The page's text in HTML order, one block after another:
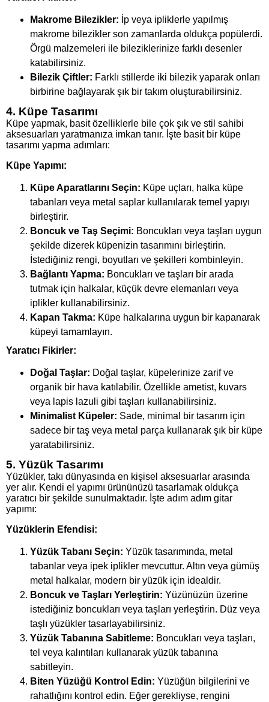
Makrome Bilezikler: İp veya ipliklerle yapılmış
makrome bilezikler son zamanlarda oldukça popülerdi.
Örgü malzemeleri ile bileziklerinize farklı desenler
katabilirsiniz.
Bilezik Çiftler: Farklı stillerde iki bilezik yaparak onları
birbirine bağlayarak şık bir takım oluşturabilirsiniz.
4. Küpe Tasarımı
Küpe yapmak, basit özelliklerle bile çok şık ve stil sahibi
aksesuarları yaratmanıza imkan tanır. İşte basit bir küpe
tasarımı yapma adımları:
Küpe Yapımı:
Küpe Aparatlarını Seçin: Küpe uçları, halka küpe
tabanları veya metal saplar kullanılarak temel yapıyı
birleştirir.
Boncuk ve Taş Seçimi: Boncukları veya taşları uygun
şekilde dizerek küpenizin tasarımını birleştirin.
İstediğiniz rengi, boyutları ve şekilleri kombinleyin.
Bağlantı Yapma: Boncukları ve taşları bir arada
tutmak için halkalar, küçük devre elemanları veya
iplikler kullanabilirsiniz.
Kapan Takma: Küpe halkalarına uygun bir kapanarak
küpeyi tamamlayın.
Yaratıcı Fikirler:
Doğal Taşlar: Doğal taşlar, küpelerinize zarif ve
organik bir hava katılabilir. Özellikle ametist, kuvars
veya lapis lazuli gibi taşları kullanabilirsiniz.
Minimalist Küpeler: Sade, minimal bir tasarım için
sadece bir taş veya metal parça kullanarak şık bir küpe
yaratabilirsiniz.
5. Yüzük Tasarımı
Yüzükler, takı dünyasında en kişisel aksesuarlar arasında
yer alır. Kendi el yapımı ürününüzü tasarlamak oldukça
yaratıcı bir şekilde sunulmaktadır. İşte adım adım gitar
yapımı:
Yüzüklerin Efendisi:
Yüzük Tabanı Seçin: Yüzük tasarımında, metal
tabanlar veya ipek iplikler mevcuttur. Altın veya gümüş
metal halkalar, modern bir yüzük için idealdir.
Boncuk ve Taşları Yerleştirin: Yüzünüzün üzerine
istediğiniz boncukları veya taşları yerleştirin. Düz veya
taşlı yüzükler tasarlayabilirsiniz.
Yüzük Tabanına Sabitleme: Boncukları veya taşları,
tel veya kalıntıları kullanarak yüzük tabanına
sabitleyin.
Biten Yüzüğü Kontrol Edin: Yüzüğün bilgilerini ve
rahatlığını kontrol edin. Eğer gerekliyse, rengini